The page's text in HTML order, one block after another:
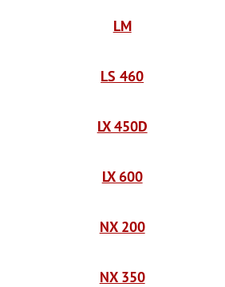
LM
LS 460
LX 450D
LX 600
NX 200
NX 350